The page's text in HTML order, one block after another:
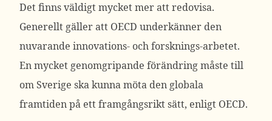
Det finns väldigt mycket mer att redovisa.
Generellt gäller att OECD underkänner den
nuvarande innovations- och forsknings-arbetet.
En mycket genomgripande förändring måste till
om Sverige ska kunna möta den globala
framtiden på ett framgångsrikt sätt, enligt OECD.